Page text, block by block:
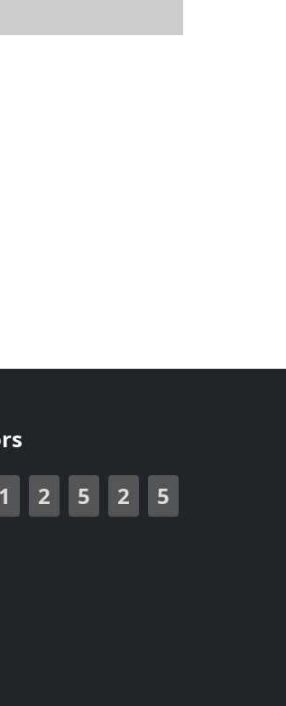
1 2 5 2
5